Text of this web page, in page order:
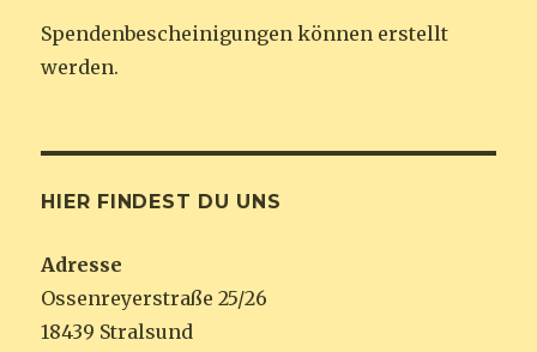
Spendenbescheinigungen können erstellt
werden.
HIER FINDEST DU UNS
Adresse
Ossenreyerstraße 25/26
18439 Stralsund